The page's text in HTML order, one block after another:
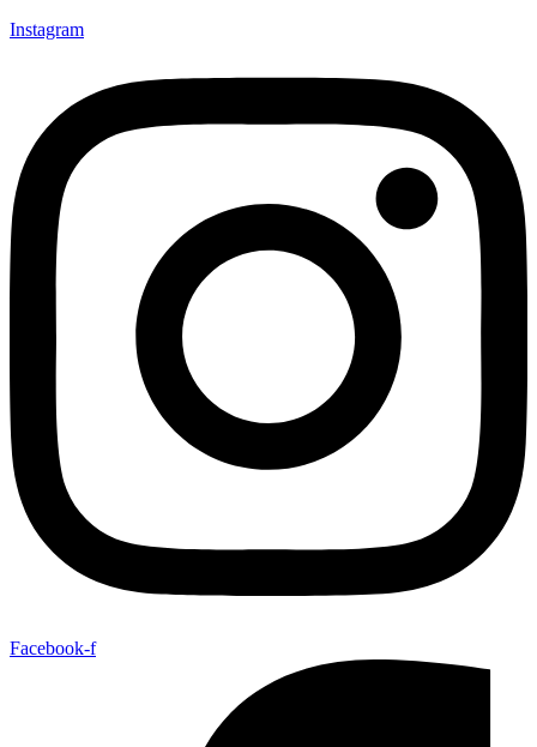
Instagram
Facebook-f